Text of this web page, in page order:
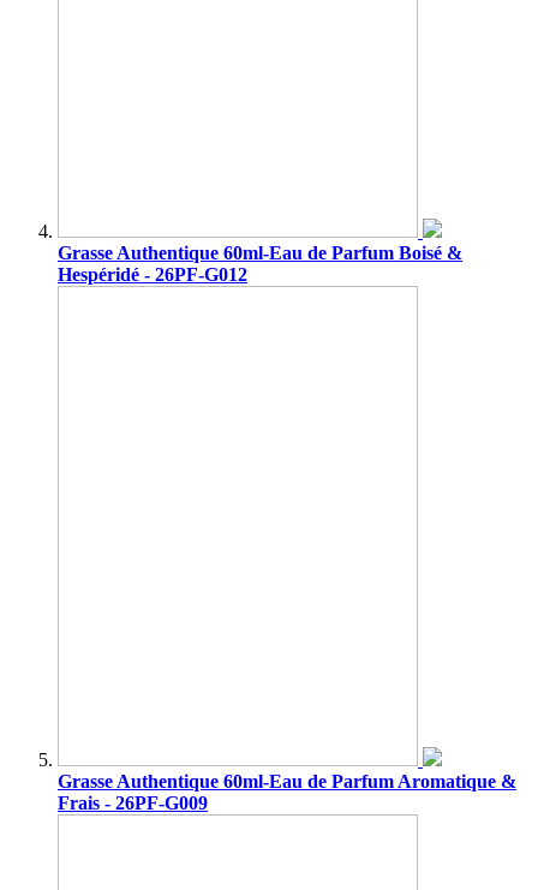
Grasse Authentique 60ml-Eau de Parfum Boisé &
Hespéridé - 26PF-G012
Grasse Authentique 60ml-Eau de Parfum Aromatique &
Frais - 26PF-G009